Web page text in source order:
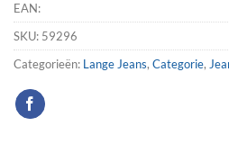
EAN:
SKU: 59296
Categorieën: Lange Jeans, Categorie,